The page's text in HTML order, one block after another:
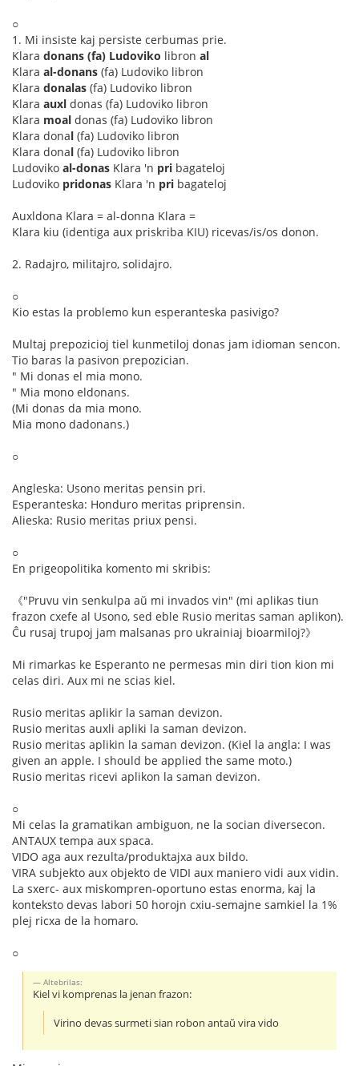
○
1. Mi insiste kaj persiste cerbumas prie.
Klara donans (fa) Ludoviko libron al
Klara al-donans (fa) Ludoviko libron
Klara donalas (fa) Ludoviko libron
Klara auxl donas (fa) Ludoviko libron
Klara moal donas (fa) Ludoviko libron
Klara donal (fa) Ludoviko libron
Klara donal (fa) Ludoviko libron
Ludoviko al-donas Klara 'n pri bagateloj
Ludoviko pridonas Klara 'n pri bagateloj
Auxldona Klara = al-donna Klara =
Klara kiu (identiga aux priskriba KIU) ricevas/is/os donon.
2. Radajro, militajro, solidajro.
○
Kio estas la problemo kun esperanteska pasivigo?
Multaj prepozicioj tiel kunmetiloj donas jam idioman sencon.
Tio baras la pasivon prepozician.
" Mi donas el mia mono.
" Mia mono eldonans.
(Mi donas da mia mono.
Mia mono dadonans.)
○
Angleska: Usono meritas pensin pri.
Esperanteska: Honduro meritas priprensin.
Alieska: Rusio meritas priux pensi.
○
En prigeopolitika komento mi skribis:
《"Pruvu vin senkulpa aŭ mi invados vin" (mi aplikas tiun
frazon cxefe al Usono, sed eble Rusio meritas saman aplikon).
Ĉu rusaj trupoj jam malsanas pro ukrainiaj bioarmiloj?》
Mi rimarkas ke Esperanto ne permesas min diri tion kion mi
celas diri. Aux mi ne scias kiel.
Rusio meritas aplikir la saman devizon.
Rusio meritas auxli apliki la saman devizon.
Rusio meritas aplikin la saman devizon. (Kiel la angla: I was
given an apple. I should be applied the same moto.)
Rusio meritas ricevi aplikon la saman devizon.
○
Mi celas la gramatikan ambiguon, ne la socian diversecon.
ANTAUX tempa aux spaca.
VIDO aga aux rezulta/produktajxa aux bildo.
VIRA subjekto aux objekto de VIDI aux maniero vidi aux vidin.
La sxerc- aux miskompren-oportuno estas enorma, kaj la
konteksto devas labori 50 horojn cxiu-semajne samkiel la 1%
plej ricxa de la homaro.
○
Altebrilas:
Kiel vi komprenas la jenan frazon:
Virino devas surmeti sian robon antaŭ vira vido